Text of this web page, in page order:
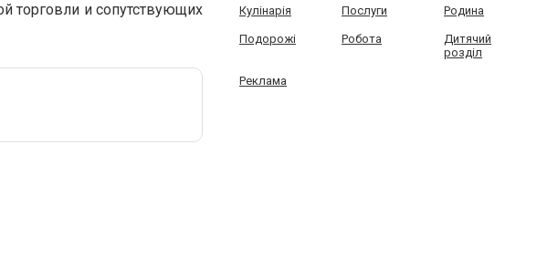
торговли и сопутствующих
Кулінарія Послуги Родина
Подорожі Робота
Дитячий
розділ
Реклама